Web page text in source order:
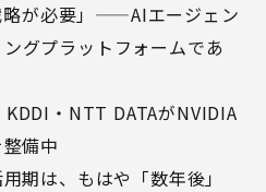
略が必要」——AIエージェン
グプラットフォームであ
・NTT DATAがNVIDIA
備中
期は、もはや「数年後」